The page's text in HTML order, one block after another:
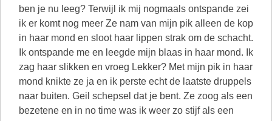
ben je nu leeg? Terwijl ik mij nogmaals ontspande zei
ik er komt nog meer Ze nam van mijn pik alleen de kop
in haar mond en sloot haar lippen strak om de schacht.
Ik ontspande me en leegde mijn blaas in haar mond. Ik
zag haar slikken en vroeg Lekker? Met mijn pik in haar
mond knikte ze ja en ik perste echt de laatste druppels
naar buiten. Geil schepsel dat je bent. Ze zoog als een
bezetene en in no time was ik weer zo stijf als een